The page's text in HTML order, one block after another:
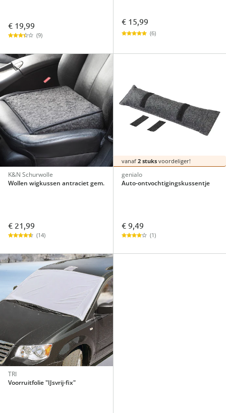
€ 19,99
(9)
€ 15,99
(6)
K&N Schurwolle
Wollen wigkussen antraciet gem.
€ 21,99
(14)
vanaf 2 stuksvoordeliger!
genialo
Auto-ontvochtigingskussentje
€ 9,49
(1)
TRI
Voorruitfolie "IJsvrij-fix"